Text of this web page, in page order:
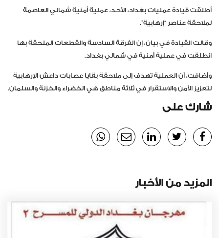
أطلقت قيادة عمليات بغداد، الأحد، عملية أمنية شمالي العاصمة
لملاحقة عناصر “إرهابية”.
وقالت القيادة في بيان، إن الفرقة السادسة والقطعات الملحقة بها
انطلقت في عملية أمنية في شمالي بغداد.
وأضافت، أن العملية تهدف إلى ملاحقة بقايا عصابات داعش الإرهابية
لتعزيز الأمن والاستقرار في ثلاثة مناطق هي الخضراء والخزنة والسلمان.
شارك على
المزيد من الأخبار